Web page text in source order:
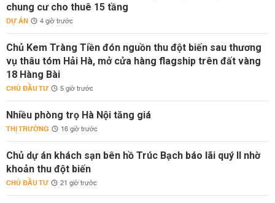
chung cư cho thuê 15 tầng
DỰ ÁN 4 giờ trước
Chủ Kem Tràng Tiền đón nguồn thu đột biến sau thương
vụ thâu tóm Hải Hà, mở cửa hàng flagship trên đất vàng
18 Hàng Bài
CHỦ ĐẦU TƯ 5 giờ trước
Nhiều phòng trọ Hà Nội tăng giá
THỊ TRƯỜNG 16 giờ trước
Chủ dự án khách sạn bên hồ Trúc Bạch báo lãi quý II nhờ
khoản thu đột biến
CHỦ ĐẦU TƯ 21 giờ trước